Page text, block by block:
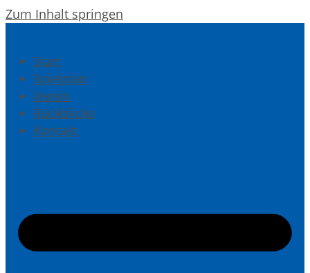
Zum Inhalt springen
Start
Spielplan
Verein
Rückblicke
Kontakt